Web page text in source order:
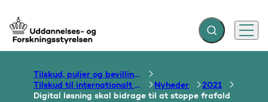
Gå til forsiden Fold søgefelt ud
Menu
Tilskud, puljer og bevillinger
Tilskud til internationalt samarbejde om uddannelse
Nyheder
2021
Digital løsning skal bidrage til at stoppe frafald